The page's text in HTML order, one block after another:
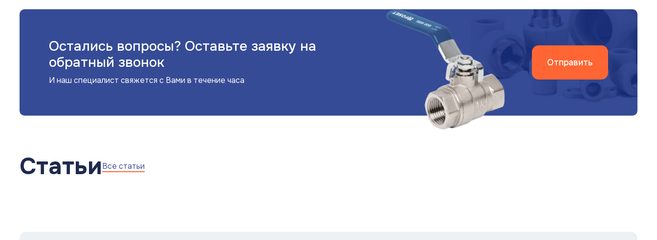
Остались вопросы? Оставьте заявку на
обратный звонок
И наш специалист свяжется с Вами в течение часа
Отправить
СтатьиВсе статьи